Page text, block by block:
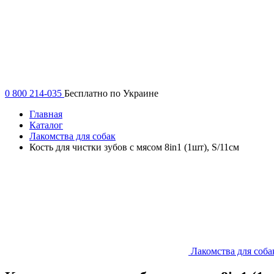
0 800 214-035 Бесплатно по Украине
Главная
Каталог
Лакомства для собак
Кость для чистки зубов с мясом 8in1 (1шт), S/11см
Лакомства для